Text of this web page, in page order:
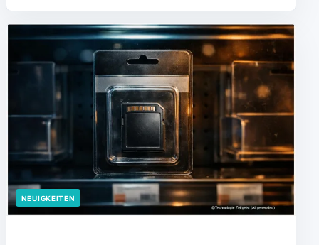
NEUIGKEITEN